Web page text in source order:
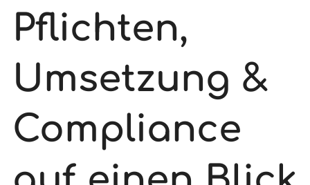
Pflichten,
Umsetzung &
Compliance